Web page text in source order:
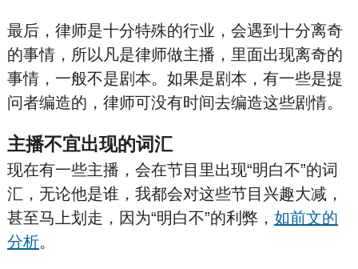
最后，律师是十分特殊的行业，会遇到十分离奇
的事情，所以凡是律师做主播，里面出现离奇的
事情，一般不是剧本。如果是剧本，有一些是提
问者编造的，律师可没有时间去编造这些剧情。
主播不宜出现的词汇
现在有一些主播，会在节目里出现“明白不”的词
汇，无论他是谁，我都会对这些节目兴趣大减，
甚至马上划走，因为“明白不”的利弊， 如前文的
分析。